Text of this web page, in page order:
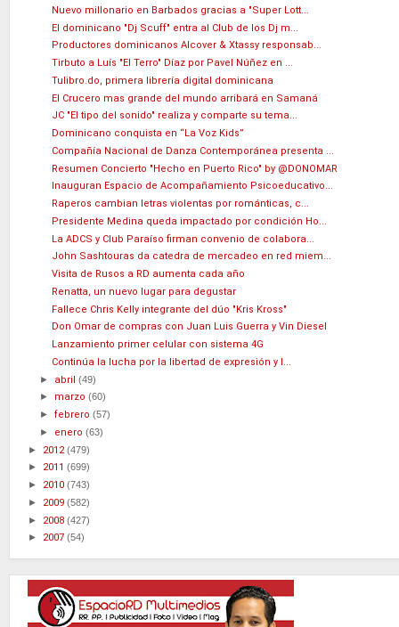
Nuevo millonario en Barbados gracias a "Super Lott...
El dominicano "Dj Scuff" entra al Club de los Dj m...
Productores dominicanos Alcover & Xtassy responsab...
Tirbuto a Luís "El Terro" Díaz por Pavel Núñez en ...
Tulibro.do, primera librería digital dominicana
El Crucero mas grande del mundo arribará en Samaná
JC "El tipo del sonido" realiza y comparte su tema...
Dominicano conquista en “La Voz Kids”
Compañía Nacional de Danza Contemporánea presenta ...
Resumen Concierto "Hecho en Puerto Rico" by @DONOMAR
Inauguran Espacio de Acompañamiento Psicoeducativo...
Raperos cambian letras violentas por románticas, c...
Presidente Medina queda impactado por condición Ho...
La ADCS y Club Paraíso firman convenio de colabora...
John Sashtouras da catedra de mercadeo en red miem...
Visita de Rusos a RD aumenta cada año
Renatta, un nuevo lugar para degustar
Fallece Chris Kelly integrante del dúo "Kris Kross"
Don Omar de compras con Juan Luis Guerra y Vin Diesel
Lanzamiento primer celular con sistema 4G
Continúa la lucha por la libertad de expresión y l...
► abril(49)
► marzo(60)
►febrero(57)
► enero(63)
► 2012(479)
► 2011 (699)
► 2010 (743)
► 2009 (582)
► 2008 (427)
► 2007 (54)